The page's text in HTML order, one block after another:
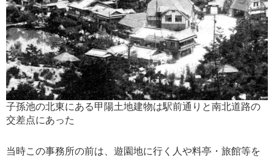
子孫池の北東にある甲陽土地建物は駅前通りと南北道路の
交差点にあった
当時この事務所の前は、遊園地に行く人や料亭・旅館等を